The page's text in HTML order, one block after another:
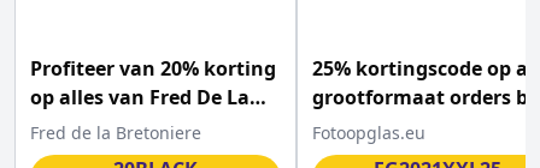
Profiteer van 20% korting
op alles van Fred De La
Bretoniere
Fred de la Bretoniere
25% kortingscode op
grootformaat orders bij
FOTOopglas.nl
Fotoopglas.eu